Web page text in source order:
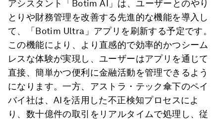
アシスタント「Botim AI」は、ユーザーとのやり
とりや財務管理を改善する先進的な機能を導入し
て、「Botim Ultra」アプリを刷新する予定です。
この機能により、より直感的で効率的かつシーム
レスな体験が実現し、ユーザーはアプリを通じて
直接、簡単かつ便利に金融活動を管理できるよう
になります。一方、アストラ・テック傘下のペイ
バイ社は、AIを活用した不正検知プロセスによ
り、数十億件の取引をリアルタイムで処理し、従